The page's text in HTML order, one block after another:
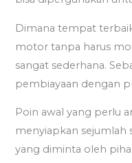
Dimana tempat
motor tanpa harus
sangat sederhana.
pembiayaan dengan
Poin awal yang perlu
menyiapkan sejumlah
yang diminta oleh